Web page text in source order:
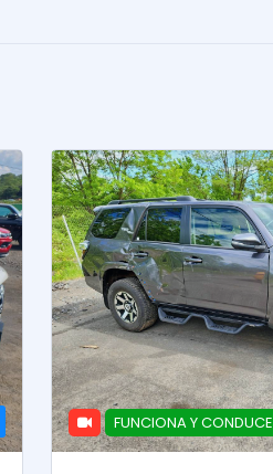
FUNCIONA Y CONDUCE